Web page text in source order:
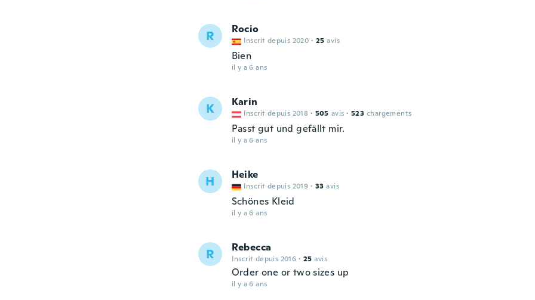
R Rocio
Inscrit depuis 2020 · 25 avis
Bien
il y a 6 ans
K Karin
Inscrit depuis 2018 · 505 avis · 523 chargements
Passt gut und gefällt mir.
il y a 6 ans
H Heike
Inscrit depuis 2019 · 33 avis
Schönes Kleid
il y a 6 ans
R Rebecca
Inscrit depuis 2016 · 25 avis
Order one or two sizes up
il y a 6 ans